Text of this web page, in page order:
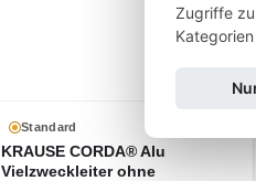
Standard
KRAUSE CORDA® Alu
Vielzweckleiter ohne
Zugriffe